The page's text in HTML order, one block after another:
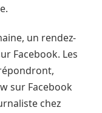
un rendez-
Facebook. Les
sur Facebook
chez